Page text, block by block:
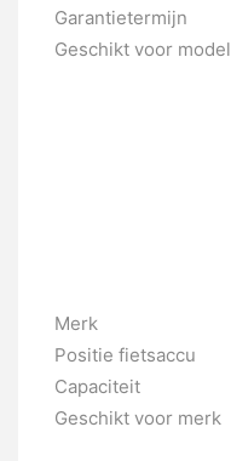
Garantietermijn
Geschikt voor model
Merk
Positie fietsaccu
Capaciteit
Geschikt voor merk